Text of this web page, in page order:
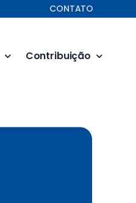
CONTATO
Contribuição